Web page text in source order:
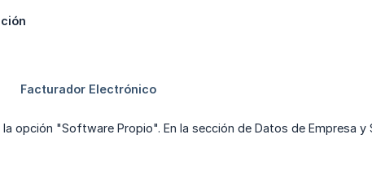
opción "Software Propio". En la sección de Datos de Empresa y